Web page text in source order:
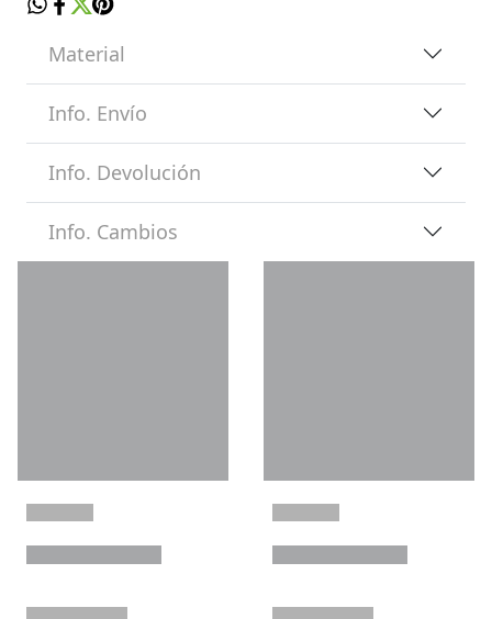
Material
Info. Envío
Info. Devolución
Info. Cambios